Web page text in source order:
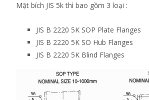
Mặt bích JIS 5k thì bao gồm 3 loại :
JIS B 2220 5K SOP Plate Flanges
JIS B 2220 5K SO Hub Flanges
JIS B 2220 5K Blind Flanges